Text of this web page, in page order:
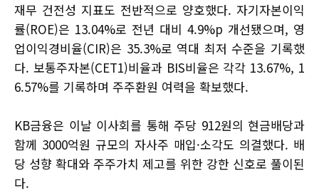
재무 건전성 지표도 전반적으로 양호했다. 자기자본이익
률(ROE)은 13.04%로 전년 대비 4.9%p 개선됐으며, 영
업이익경비율(CIR)은 35.3%로 역대 최저 수준을 기록했
다. 보통주자본(CET1)비율과 BIS비율은 각각 13.67%, 1
6.57%를 기록하며 주주환원 여력을 확보했다.
KB금융은 이날 이사회를 통해 주당 912원의 현금배당과
함께 3000억원 규모의 자사주 매입·소각도 의결했다. 배
당 성향 확대와 주주가치 제고를 위한 강한 신호로 풀이된
다.